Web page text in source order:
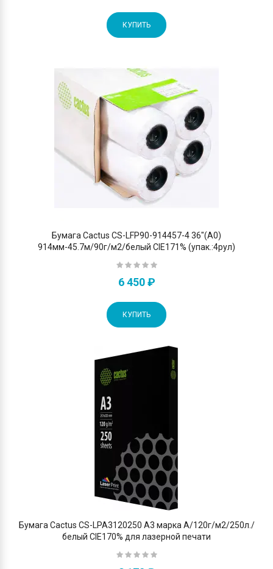
КУПИТЬ
Бумага Cactus CS-LFP90-914457-4 36"(A0)
914мм-45.7м/90г/м2/белый CIE171% (упак.:4рул)
6 450 ₽
КУПИТЬ
Бумага Cactus CS-LPA3120250 A3 марка A/120г/м2/250л./
белый CIE170% для лазерной печати